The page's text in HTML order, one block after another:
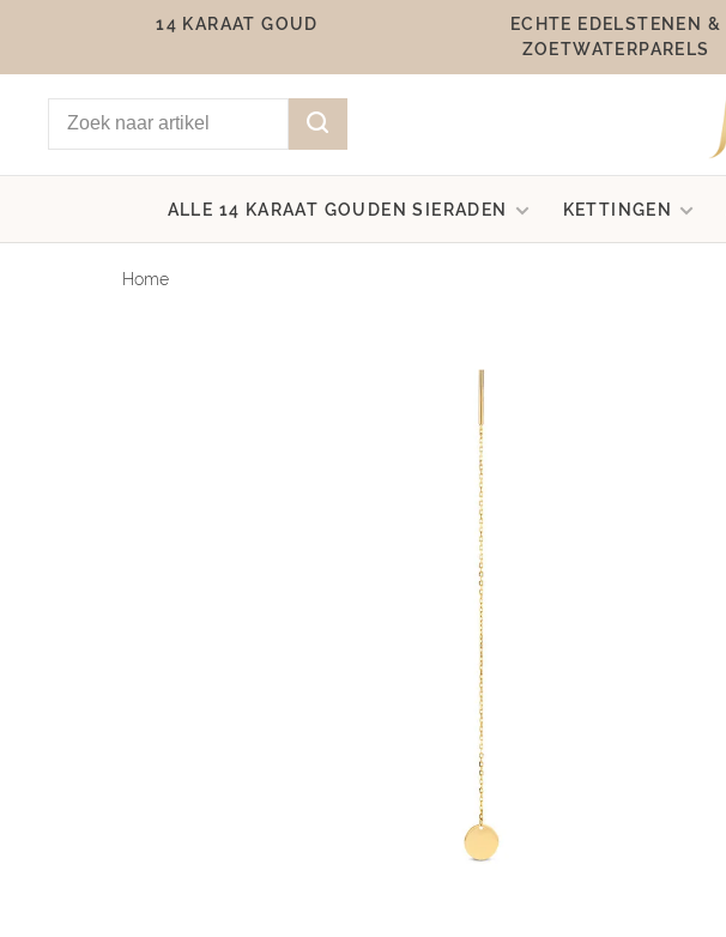
14 KARAAT GOUD
ECHTE EDELSTENEN &
ZOETWATERPARELS
ALLE 14 KARAAT GOUDEN SIERADEN KETTINGEN
Home